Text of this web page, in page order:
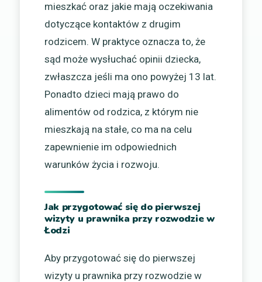
mieszkać oraz jakie mają oczekiwania
dotyczące kontaktów z drugim
rodzicem. W praktyce oznacza to, że
sąd może wysłuchać opinii dziecka,
zwłaszcza jeśli ma ono powyżej 13 lat.
Ponadto dzieci mają prawo do
alimentów od rodzica, z którym nie
mieszkają na stałe, co ma na celu
zapewnienie im odpowiednich
warunków życia i rozwoju.
Jak przygotować się do pierwszej
wizyty u prawnika przy rozwodzie w
Łodzi
Aby przygotować się do pierwszej
wizyty u prawnika przy rozwodzie w